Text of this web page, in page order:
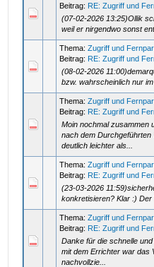
Beitrag: RE: Zugriff und
(07-02-2026 13:25)Ollik
weil er nirgendwo sonst
Thema:Zugriff und
Beitrag: RE: Zugriff und
(08-02-2026
bzw. wahrscheinlich nur
Thema:Zugriff und
Beitrag: RE: Zugriff und
Moin nochmal zusammen
nach dem
deutlich leichter als...
Thema:Zugriff und
Beitrag: RE: Zugriff und
(23-03-2026
konkretisieren? Klar :)
Thema:Zugriff und
Beitrag: RE: Zugriff und
Danke für die schnelle
mit dem Errichter war das
nachvollzie...